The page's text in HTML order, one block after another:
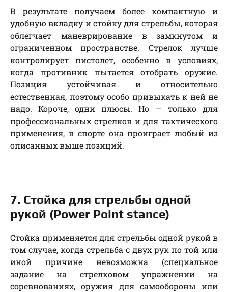
В результате получаем более компактную и
удобную вкладку и стойку для стрельбы, которая
облегчает маневрирование в замкнутом и
ограниченном пространстве. Стрелок лучше
контролирует пистолет, особенно в условиях,
когда противник пытается отобрать оружие.
Позиция устойчивая и относительно
естественная, поэтому особо привыкать к ней не
надо. Короче, одни плюсы. Но — только для
профессиональных стрелков и для тактического
применения, в спорте она проиграет любый из
описанных выше позиций.
7. Стойка для стрельбы одной
рукой (Power Point stance)
Стойка применяется для стрельбы одной рукой в
том случае, когда стрельба с двух рук по той или
иной причине невозможна (специальное
задание на стрелковом упражнении на
соревнованиях, оружия для самообороны или